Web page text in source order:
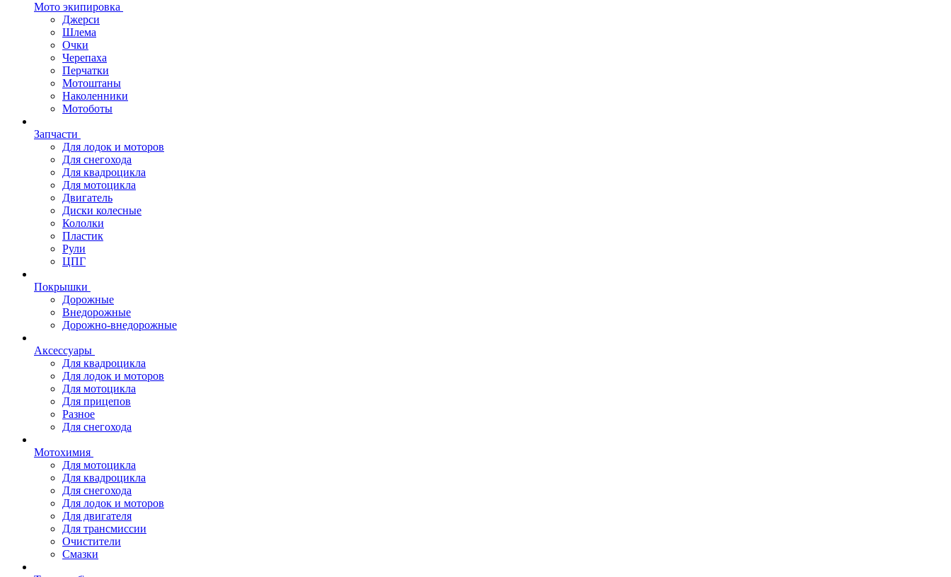
Мото экипировка
Джерси
Шлема
Очки
Черепаха
Перчатки
Мотоштаны
Наколенники
Мотоботы
Запчасти
Для лодок и моторов
Для снегохода
Для квадроцикла
Для мотоцикла
Двигатель
Диски колесные
Кололки
Пластик
Рули
ЦПГ
Покрышки
Дорожные
Внедорожные
Дорожно-внедорожные
Аксессуары
Для квадроцикла
Для лодок и моторов
Для мотоцикла
Для прицепов
Разное
Для снегохода
Мотохимия
Для мотоцикла
Для квадроцикла
Для снегохода
Для лодок и моторов
Для двигателя
Для трансмиссии
Очистители
Смазки